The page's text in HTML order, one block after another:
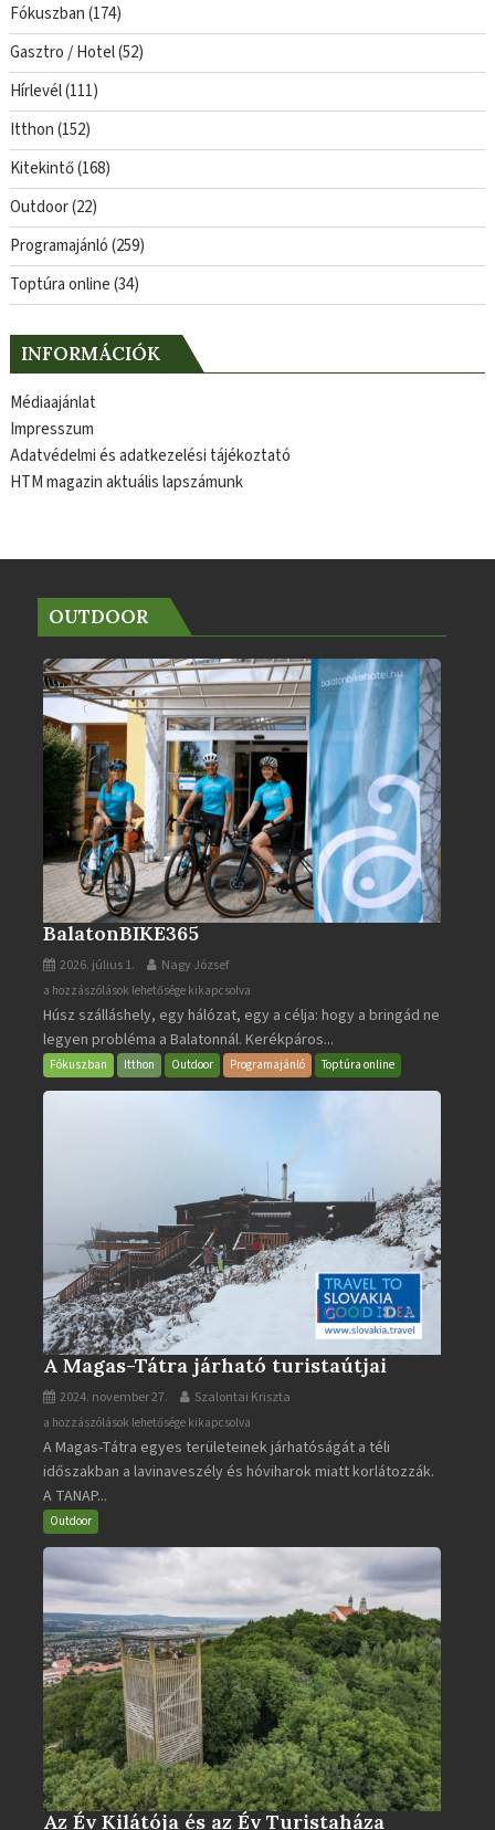
Fókuszban(174)
Gasztro / Hotel(52)
Hírlevél(111)
Itthon(152)
Kitekintő(168)
Outdoor(22)
Programajánló(259)
Toptúra online(34)
INFORMÁCIÓK
Médiaajánlat
Impresszum
Adatvédelmi és adatkezelési tájékoztató
HTM magazin aktuális lapszámunk
OUTDOOR
BalatonBIKE365
2026. július 1. Nagy József
BalatonBIKE365
bejegyzéshez
a hozzászólások lehetősége kikapcsolva
Húsz szálláshely, egy hálózat, egy a célja: hogy a bringád ne
legyen probléma a Balatonnál. Kerékpáros...
Fókuszban Itthon Outdoor Programajánló Toptúra online
A Magas-Tátra járható turistaútjai
2024. november 27. Szalontai Kriszta
A
Magas-
Tátra
járható
turistaútjai
a hozzászólások lehetősége kikapcsolva
A Magas-Tátra egyes területeinek járhatóságát a téli
időszakban a lavinaveszély és hóviharok miatt korlátozzák.
A TANAP...
Outdoor
Az Év Kilátója és az Év Turistaháza